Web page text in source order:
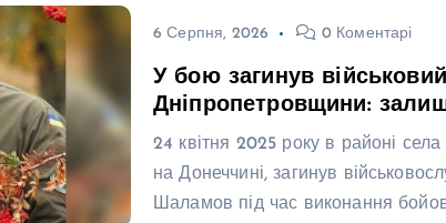
6 Серпня, 2026 0 Коментарі
У бою загинув
Дніпропетровщини:
24 квітня 2025 року в районі
на Донеччині, загинув
Шаламов під час виконання